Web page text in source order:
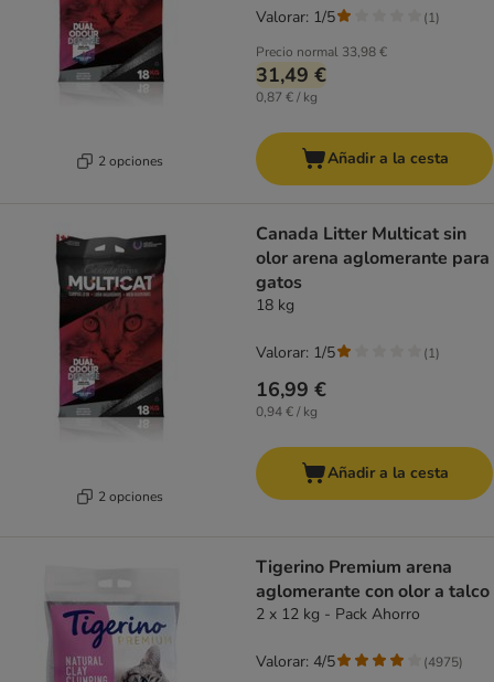
2 opciones
Precio normal 33,98 €
31,49 €
0,87 € / kg
Valorar: 1/5 (1)
Añadir a la cesta
2 opciones
Canada Litter Multicat sin
olor arena aglomerante para
gatos
18 kg
16,99 €
0,94 € / kg
Valorar: 1/5 (1)
Añadir a la cesta
Tigerino Premium arena
aglomerante con olor a talco
2 x 12 kg - Pack Ahorro
Valorar: 4/5 (4975)